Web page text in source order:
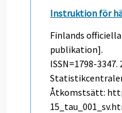
Instruktion för
Finlands
publikation].
ISSN=1798-
Åtkomstsätt: